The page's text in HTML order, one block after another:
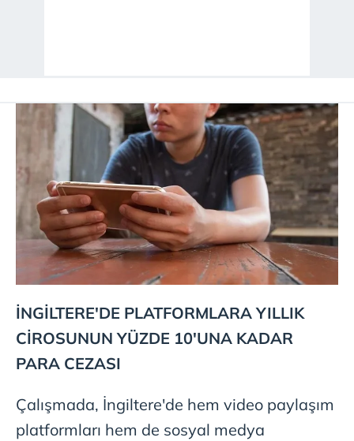
İNGİLTERE'DE PLATFORMLARA YILLIK
CİROSUNUN YÜZDE 10'UNA KADAR
PARA CEZASI
Çalışmada, İngiltere'de hem video paylaşım
platformları hem de sosyal medya